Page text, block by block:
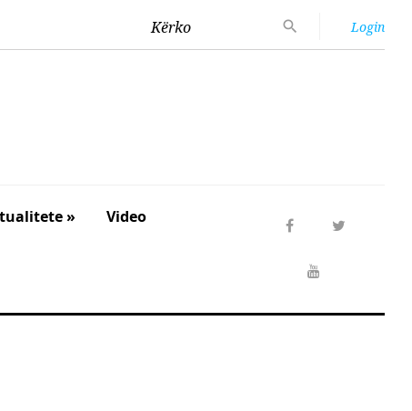
Kërko Login
» Video